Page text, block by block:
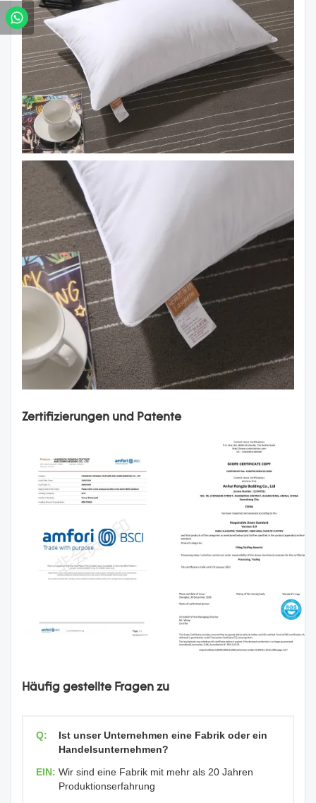
Zertifizierungen und Patente
Häufig gestellte Fragen zu
Q:
Ist unser Unternehmen eine Fabrik oder ein
Handelsunternehmen?
EIN: Wir sind eine Fabrik mit mehr als 20 Jahren
Produktionserfahrung